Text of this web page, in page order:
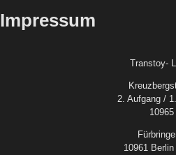
Impressum
Transtoy-
2. Aufgang /
10961